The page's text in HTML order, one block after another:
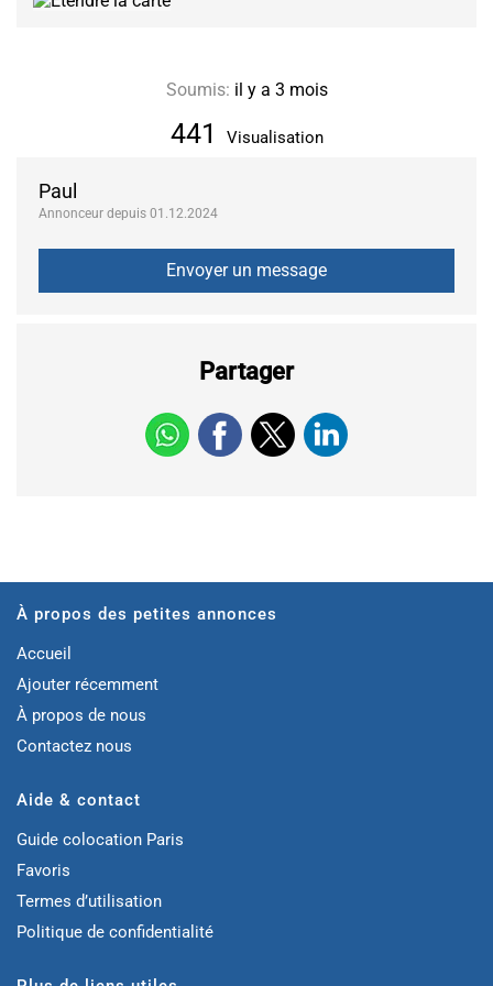
Paul
Annonceur depuis 01.12.2024
Partager
441 Visualisation
Soumis: il y a 3 mois
À propos des petites annonces
Accueil
Ajouter récemment
À propos de nous
Contactez nous
Aide & contact
Guide colocation Paris
Favoris
Termes d’utilisation
Politique de confidentialité